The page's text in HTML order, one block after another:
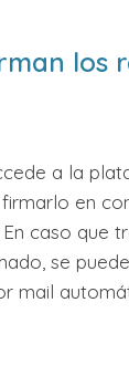
los
a la
en
caso que
se
mail